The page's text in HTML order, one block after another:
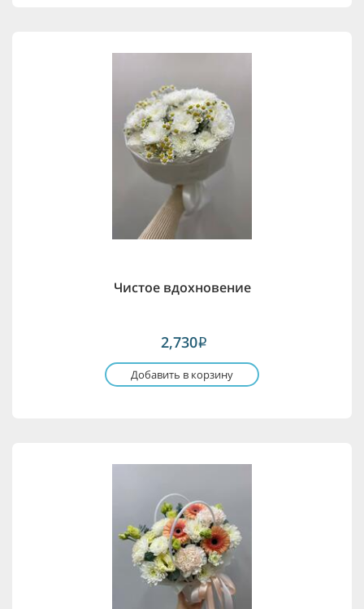
Чистое вдохновение
2,730i
Добавить в корзину